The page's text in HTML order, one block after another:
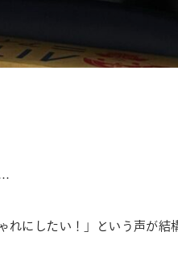
…
にしたい！」という声が結